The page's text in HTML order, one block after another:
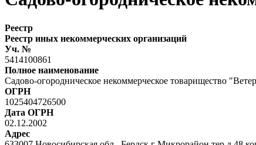
Реестр
Реестр иных некоммерческих организаций
Уч. №
5414100861
Полное наименование
Садово-огородническое некоммерческое товарищество
ОГРН
1025404726500
Дата ОГРН
02.12.2002
Адрес